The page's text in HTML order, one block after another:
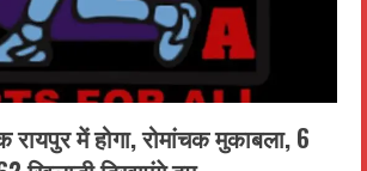
में होगा, रोमांचक मुकाबला, 6